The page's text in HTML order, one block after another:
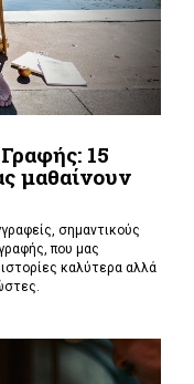
15
μαθαίνουν
σημαντικούς
που μας
καλύτερα αλλά